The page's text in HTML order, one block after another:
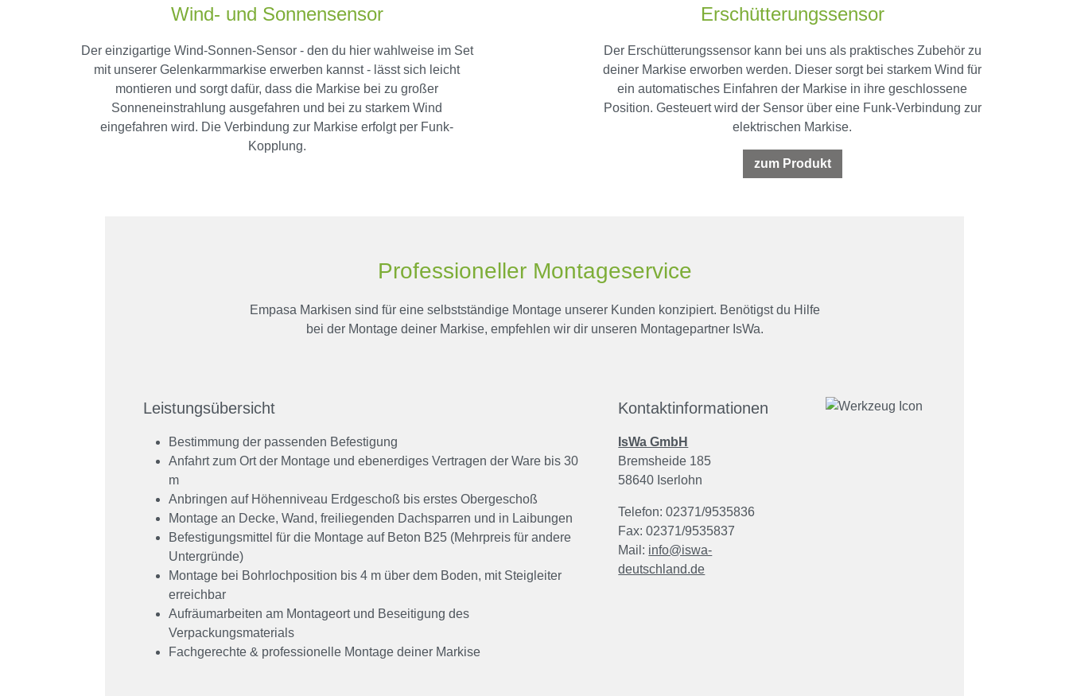
Wind- und Sonnensensor
Der einzigartige Wind-Sonnen-Sensor - den du hier wahlweise im Set
mit unserer Gelenkarmmarkise erwerben kannst - lässt sich leicht
montieren und sorgt dafür, dass die Markise bei zu großer
Sonneneinstrahlung ausgefahren und bei zu starkem Wind
eingefahren wird. Die Verbindung zur Markise erfolgt per Funk-
Kopplung.
Erschütterungssensor
Der Erschütterungssensor kann bei uns als praktisches Zubehör zu
deiner Markise erworben werden. Dieser sorgt bei starkem Wind für
ein automatisches Einfahren der Markise in ihre geschlossene
Position. Gesteuert wird der Sensor über eine Funk-Verbindung zur
elektrischen Markise.
zum Produkt
Professioneller Montageservice
Empasa Markisen sind für eine selbstständige Montage unserer Kunden konzipiert. Benötigst du Hilfe
bei der Montage deiner Markise, empfehlen wir dir unseren Montagepartner IsWa.
Leistungsübersicht
Bestimmung der passenden Befestigung
Anfahrt zum Ort der Montage und ebenerdiges Vertragen der Ware bis 30
m
Anbringen auf Höhenniveau Erdgeschoß bis erstes Obergeschoß
Montage an Decke, Wand, freiliegenden Dachsparren und in Laibungen
Befestigungsmittel für die Montage auf Beton B25 (Mehrpreis für andere
Untergründe)
Montage bei Bohrlochposition bis 4 m über dem Boden, mit Steigleiter
erreichbar
Aufräumarbeiten am Montageort und Beseitigung des
Verpackungsmaterials
Fachgerechte & professionelle Montage deiner Markise
Kontaktinformationen
IsWa GmbH
Bremsheide 185
58640 Iserlohn
Telefon: 02371/9535836
Fax: 02371/9535837
Mail: info@iswa-
deutschland.de